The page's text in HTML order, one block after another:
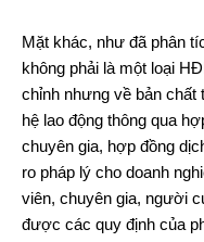
Mặt khác, như đã phân
không phải là một loại
chỉnh nhưng về bản chất
hệ lao động thông qua
chuyên gia, hợp đồng
ro pháp lý cho doanh
viên, chuyên gia, người
được các quy định của